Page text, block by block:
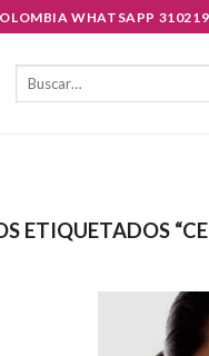
WHATSAPP
Buscar
ETIQUETADOS